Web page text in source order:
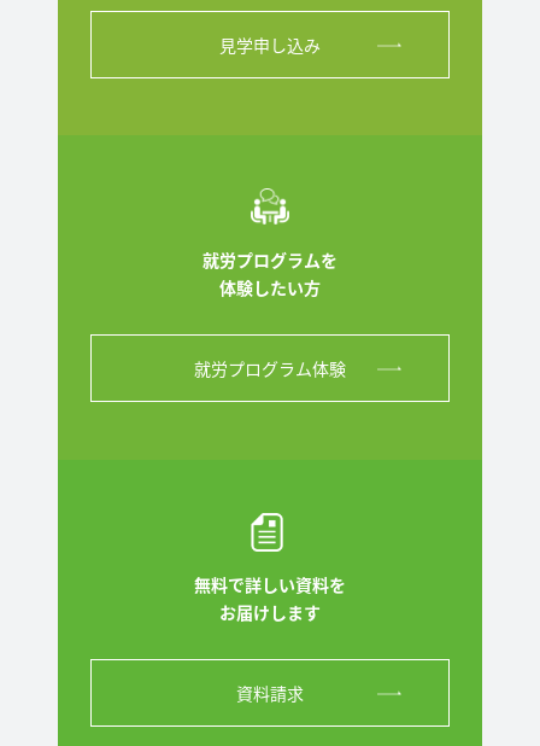
見学申し込み
就労プログラムを
体験したい方
就労プログラム体験
無料で詳しい資料を
お届けします
資料請求